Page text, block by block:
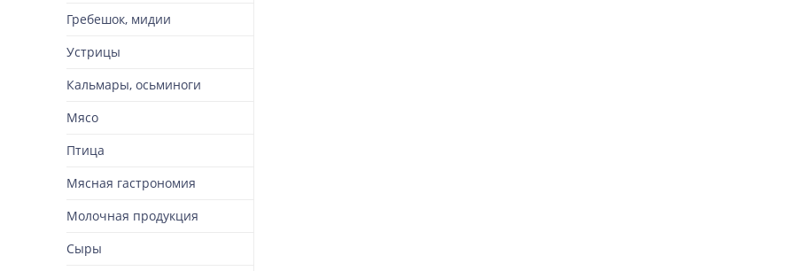
Гребешок, мидии
Устрицы
Кальмары, осьминоги
Мясо
Птица
Мясная гастрономия
Молочная продукция
Сыры